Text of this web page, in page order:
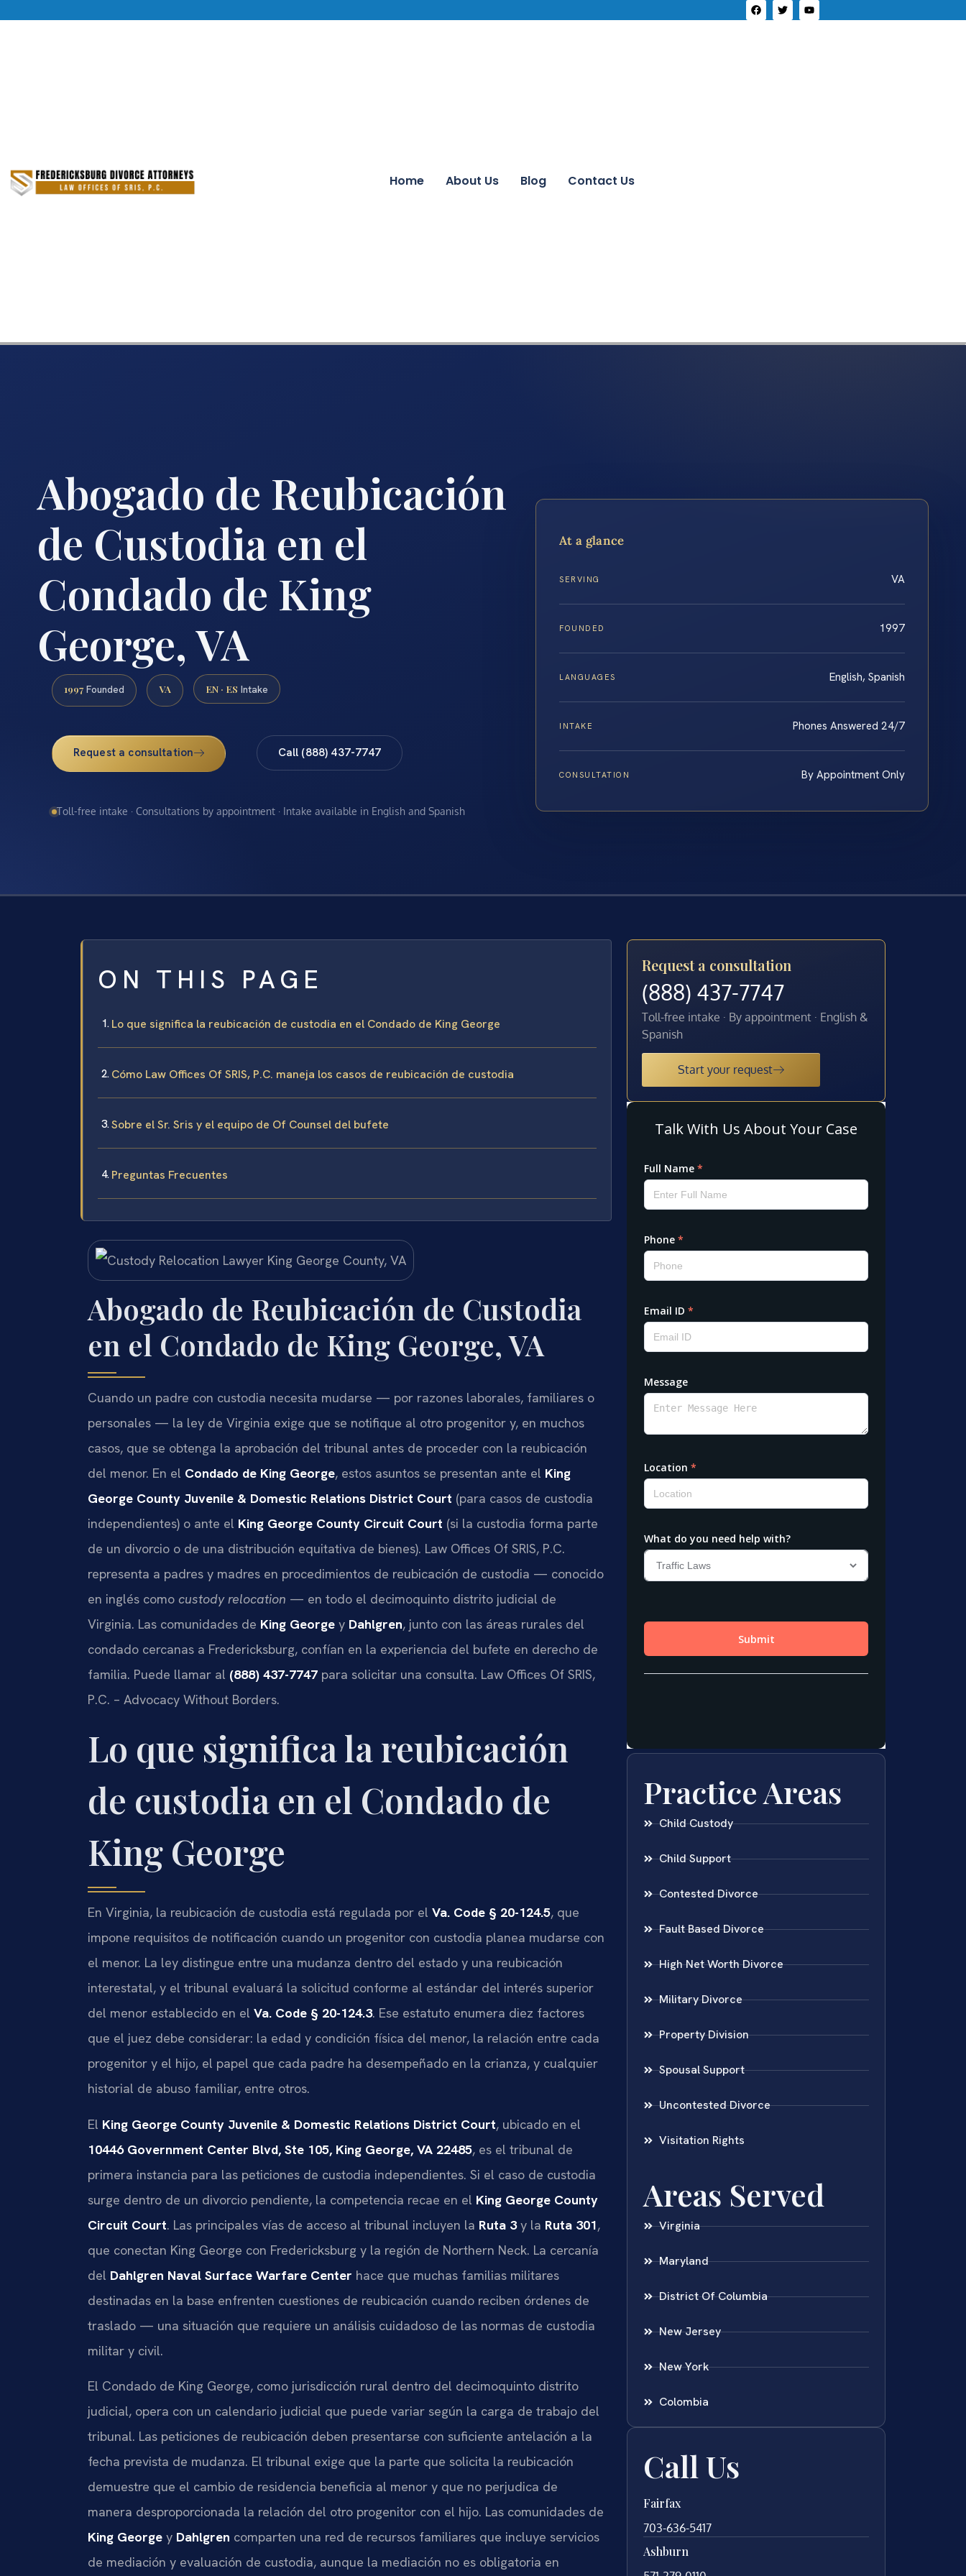
Home About Us Blog Contact Us
Abogado de Reubicación
de Custodia en el
Condado de King
George, VA
1997 Founded VA EN · ES Intake
Request a consultation Call (888) 437-7747
Toll-free intake · Consultations by appointment · Intake available in English and Spanish
At a glance
SERVING VA
FOUNDED 1997
LANGUAGES English, Spanish
INTAKE Phones Answered 24/7
CONSULTATION By Appointment Only
ON THIS PAGE
Lo que significa la reubicación de custodia en el Condado de King George
Cómo Law Offices Of SRIS, P.C. maneja los casos de reubicación de custodia
Sobre el Sr. Sris y el equipo de Of Counsel del bufete
Preguntas Frecuentes
Abogado de Reubicación de Custodia
en el Condado de King George, VA
Cuando un padre con custodia necesita mudarse — por razones laborales, familiares o
personales — la ley de Virginia exige que se notifique al otro progenitor y, en muchos
casos, que se obtenga la aprobación del tribunal antes de proceder con la reubicación
del menor. En el Condado de King George, estos asuntos se presentan ante el King
George County Juvenile & Domestic Relations District Court (para casos de custodia
independientes) o ante el King George County Circuit Court (si la custodia forma parte
de un divorcio o de una distribución equitativa de bienes). Law Offices Of SRIS, P.C.
representa a padres y madres en procedimientos de reubicación de custodia — conocido
en inglés como custody relocation — en todo el decimoquinto distrito judicial de
Virginia. Las comunidades de King George y Dahlgren, junto con las áreas rurales del
condado cercanas a Fredericksburg, confían en la experiencia del bufete en derecho de
familia. Puede llamar al (888) 437-7747 para solicitar una consulta. Law Offices Of SRIS,
P.C. – Advocacy Without Borders.
Lo que significa la reubicación
de custodia en el Condado de
King George
En Virginia, la reubicación de custodia está regulada por el Va. Code § 20-124.5, que
impone requisitos de notificación cuando un progenitor con custodia planea mudarse con
el menor. La ley distingue entre una mudanza dentro del estado y una reubicación
interestatal, y el tribunal evaluará la solicitud conforme al estándar del interés superior
del menor establecido en el Va. Code § 20-124.3. Ese estatuto enumera diez factores
que el juez debe considerar: la edad y condición física del menor, la relación entre cada
progenitor y el hijo, el papel que cada padre ha desempeñado en la crianza, y cualquier
historial de abuso familiar, entre otros.
El King George County Juvenile & Domestic Relations District Court, ubicado en el
10446 Government Center Blvd, Ste 105, King George, VA 22485, es el tribunal de
primera instancia para las peticiones de custodia independientes. Si el caso de custodia
surge dentro de un divorcio pendiente, la competencia recae en el King George County
Circuit Court. Las principales vías de acceso al tribunal incluyen la Ruta 3y la Ruta 301,
que conectan King George con Fredericksburg y la región de Northern Neck. La cercanía
del Dahlgren Naval Surface Warfare Center hace que muchas familias militares
destinadas en la base enfrenten cuestiones de reubicación cuando reciben órdenes de
traslado — una situación que requiere un análisis cuidadoso de las normas de custodia
militar y civil.
El Condado de King George, como jurisdicción rural dentro del decimoquinto distrito
judicial, opera con un calendario judicial que puede variar según la carga de trabajo del
tribunal. Las peticiones de reubicación deben presentarse con suficiente antelación a la
fecha prevista de mudanza. El tribunal exige que la parte que solicita la reubicación
demuestre que el cambio de residencia beneficia al menor y que no perjudica de
manera desproporcionada la relación del otro progenitor con el hijo. Las comunidades de
King George y Dahlgren comparten una red de recursos familiares que incluye servicios
de mediación y evaluación de custodia, aunque la mediación no es obligatoria en
Request a consultation
(888) 437-7747
Toll-free intake · By appointment · English &
Spanish
Start your request
Practice Areas
Child Custody
Child Support
Contested Divorce
Fault Based Divorce
High Net Worth Divorce
Military Divorce
Property Division
Spousal Support
Uncontested Divorce
Visitation Rights
Areas Served
Virginia
Maryland
District Of Columbia
New Jersey
New York
Colombia
Call Us
Fairfax
703-636-5417
Ashburn